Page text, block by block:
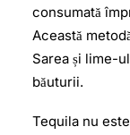
consumată
Această
Sarea și lime-
băuturii.
Tequila nu